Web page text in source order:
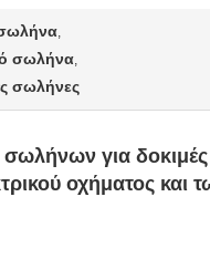
σωλήνα,
σωλήνα,
σωλήνες
για δοκιμές
οχήματος και